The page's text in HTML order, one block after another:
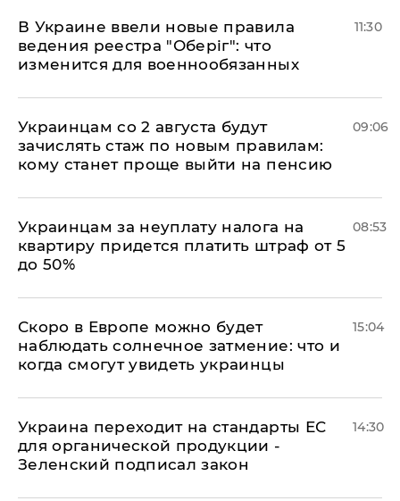
В Украине ввели новые правила
ведения реестра "Оберіг": что
изменится для военнообязанных
11:30
Украинцам со 2 августа будут
зачислять стаж по новым правилам:
кому станет проще выйти на пенсию
09:06
Украинцам за неуплату налога на
квартиру придется платить штраф от 5
до 50%
08:53
Скоро в Европе можно будет
наблюдать солнечное затмение: что и
когда смогут увидеть украинцы
15:04
Украина переходит на стандарты ЕС
для органической продукции -
Зеленский подписал закон
14:30